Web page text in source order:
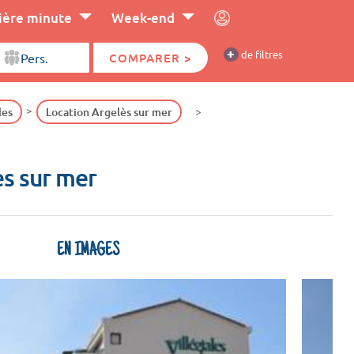
minute Week-end
COMPARER > + de filtres
Location Argelès sur mer
sur mer
EN IMAGES